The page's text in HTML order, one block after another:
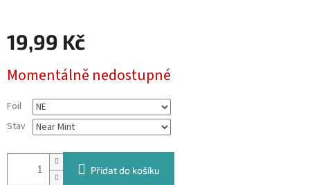
19,99 Kč
cena:
Momentálně nedostupné
Foil
Stav
Přidat do košíku